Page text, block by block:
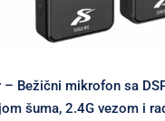
– Bežični mikrofon sa
šuma, 2.4G vezom i